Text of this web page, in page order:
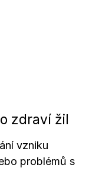
zdraví žil
vzniku
problémů s